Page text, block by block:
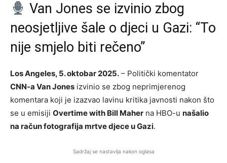
Van Jones se izvinio zbog
neosjetljive šale o djeci u Gazi: “To
nije smjelo biti rečeno”
Los Angeles, 5. oktobar 2025. – Politički komentator
CNN-a Van Jones izvinio se zbog neprimjerenog
komentara koji je izazvao lavinu kritika javnosti nakon što
se u emisiji Overtime with Bill Maher na HBO-u našalio
na račun fotografija mrtve djece u Gazi.
Sadržaj se nastavlja nakon oglasa